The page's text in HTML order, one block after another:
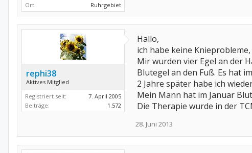
Ort:
Ruhrgebiet
rephi38
Aktives Mitglied
Registriert seit:
7. April 2005
Beiträge:
1.572
Hallo,
ich habe keine
Mir wurden vier Egel an der
Blutegel an den Fuß. Es hat
2 Jahre später habe ich
Mein Mann hat im Januar
Die Therapie wurde in der
28. Juni 2013